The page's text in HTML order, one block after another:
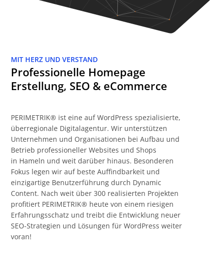
MIT HERZ UND VERSTAND
Professionelle Homepage
Erstellung, SEO & eCommerce
PERIMETRIK® ist eine auf WordPress spezialisierte,
überregionale Digitalagentur. Wir unterstützen
Unternehmen und Organisationen bei Aufbau und
Betrieb professioneller Websites und Shops
in Hameln und weit darüber hinaus. Besonderen
Fokus legen wir auf beste Auffindbarkeit und
einzigartige Benutzerführung durch Dynamic
Content. Nach weit über 300 realisierten Projekten
profitiert PERIMETRIK® heute von einem riesigen
Erfahrungsschatz und treibt die Entwicklung neuer
SEO-Strategien und Lösungen für WordPress weiter
voran!